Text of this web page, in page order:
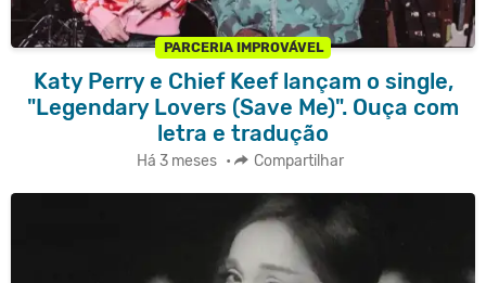
PARCERIA IMPROVÁVEL
Katy Perry e Chief Keef lançam o single,
"Legendary Lovers (Save Me)". Ouça com
letra e tradução
Há 3 meses • Compartilhar